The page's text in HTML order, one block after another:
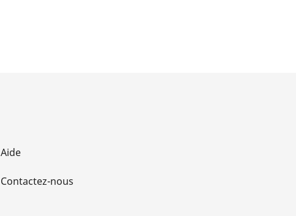
Aide
Contactez-nous